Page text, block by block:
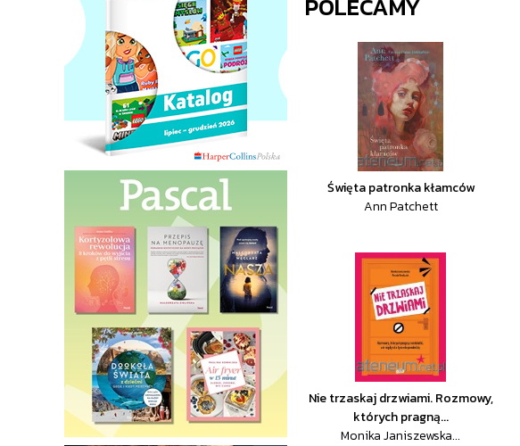
Święta patronka kłamców
Ann Patchett
Nie trzaskaj drzwiami. Rozmowy,
których pragną...
Monika Janiszewska...